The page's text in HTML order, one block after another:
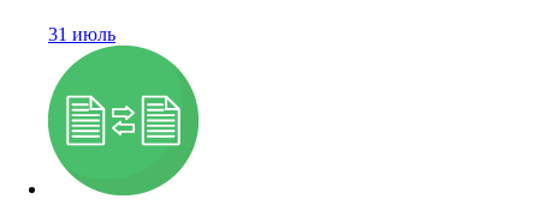
31 июль